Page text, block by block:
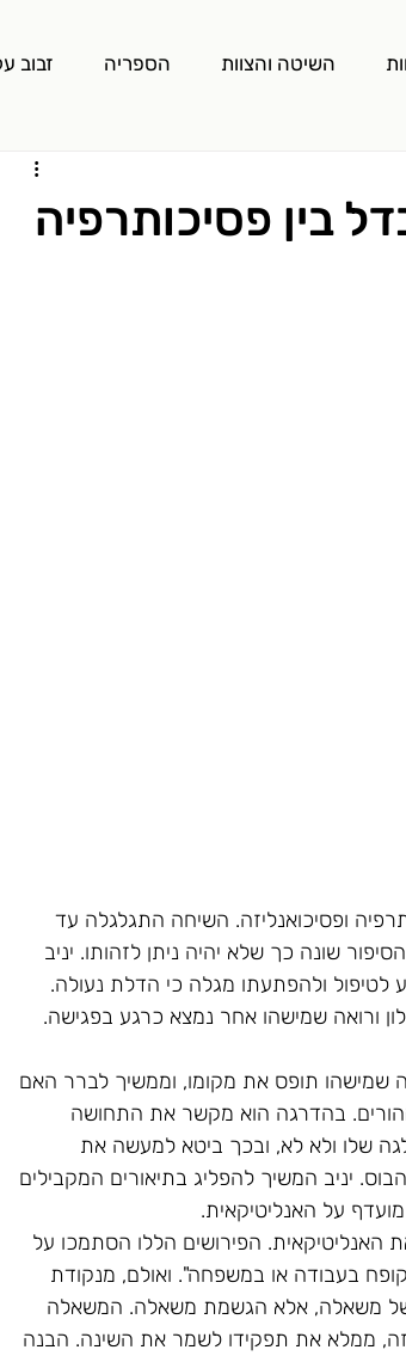
השיטה והצוות הספריה זבוב
בין פסיכותרפיה
ופסיכואנליזה. השיחה התגלגלה עד
שונה כך שלא יהיה ניתן לזהותו. יניב
לטיפול ולהפתעתו מגלה כי הדלת נעולה.
ורואה שמישהו אחר נמצא כרגע בפגישה.
שמישהו תופס את מקומו, וממשיך לברר האם
בהדרגה הוא מקשר את התחושה
שלו ולא לא, ובכך ביטא למעשה את
יניב המשיך להפליג בתיאורים המקבילים
מועדף על האנליטיקאית.
האנליטיקאית. הפירושים הללו הסתמכו על
בעבודה או במשפחה". ואולם, מנקודת
של משאלה, אלא הגשמת משאלה. המשאלה
ממלא את תפקידו לשמר את השינה. הבנה